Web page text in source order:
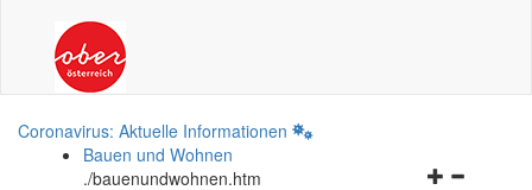
Coronavirus: Aktuelle Informationen
Bauen und Wohnen
./bauenundwohnen.htm